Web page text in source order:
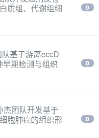
质组、代谢组细
0
基于游离eccD
期检测与组织
0
杰团队开发基于
胞肺癌的组织形
0